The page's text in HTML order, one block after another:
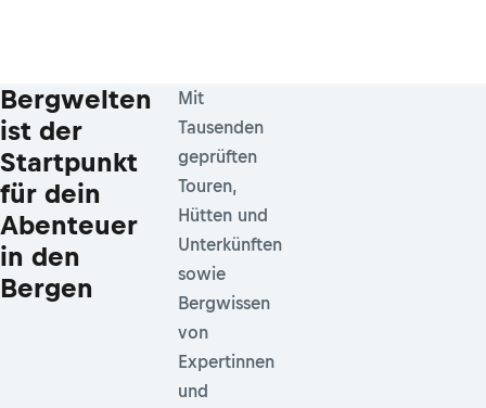
Bergwelten
ist der
Startpunkt
für dein
Abenteuer
in den
Bergen
Mit
Tausenden
geprüften
Touren,
Hütten und
Unterkünften
sowie
Bergwissen
von
Expertinnen
und